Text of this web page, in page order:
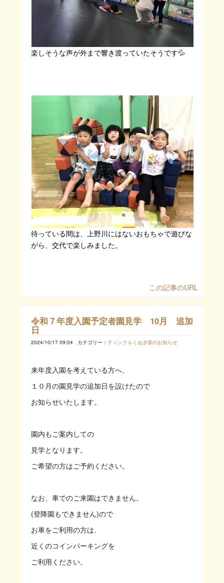
楽しそうな声が外まで響き渡っていたそうです💦
待っている間は、上野川にはないおもちゃで遊びな
がら、交代で楽しみました。
この記事のURL
令和７年度入園予定者園見学 10月 追加
日
2024/10/17 09:04 カテゴリー： ティンクルくぬぎ坂のお知らせ
来年度入園を考えている方へ、
１０月の園見学の追加日を設けたので
お知らせいたします。
園内もご案内しての
見学となります。
ご希望の方はご予約ください。
なお、車でのご来園はできません。
(登降園もできません)ので
お車をご利用の方は、
近くのコインパーキングを
ご利用ください。